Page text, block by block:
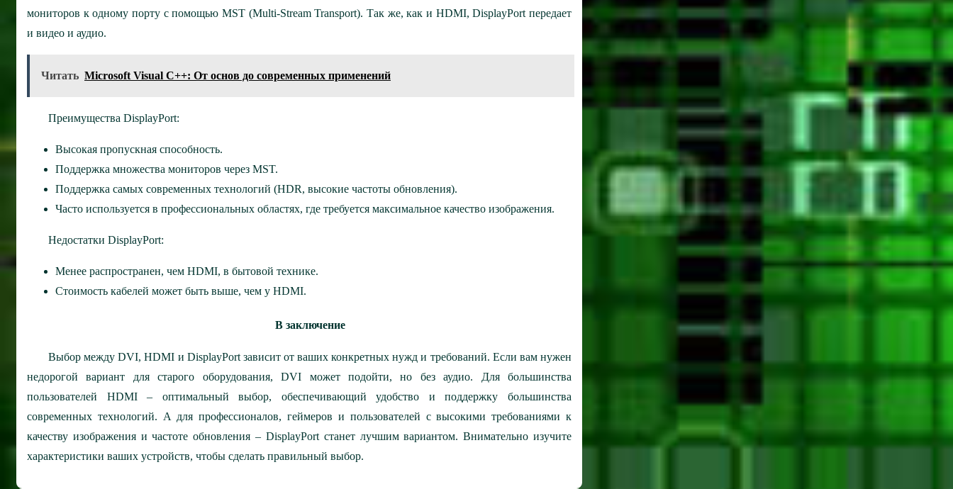
мониторов к одному порту с помощью MST (Multi-Stream Transport). Так же, как и HDMI, DisplayPort передает
и видео и аудио.
Читать Microsoft Visual C++: От основ до современных применений
Преимущества DisplayPort:
Высокая пропускная способность.
Поддержка множества мониторов через MST.
Поддержка самых современных технологий (HDR, высокие частоты обновления).
Часто используется в профессиональных областях, где требуется максимальное качество изображения.
Недостатки DisplayPort:
Менее распространен, чем HDMI, в бытовой технике.
Стоимость кабелей может быть выше, чем у HDMI.
В заключение
Выбор между DVI, HDMI и DisplayPort зависит от ваших конкретных нужд и требований. Если вам нужен
недорогой вариант для старого оборудования, DVI может подойти, но без аудио. Для большинства
пользователей HDMI – оптимальный выбор, обеспечивающий удобство и поддержку большинства
современных технологий. А для профессионалов, геймеров и пользователей с высокими требованиями к
качеству изображения и частоте обновления – DisplayPort станет лучшим вариантом. Внимательно изучите
характеристики ваших устройств, чтобы сделать правильный выбор.